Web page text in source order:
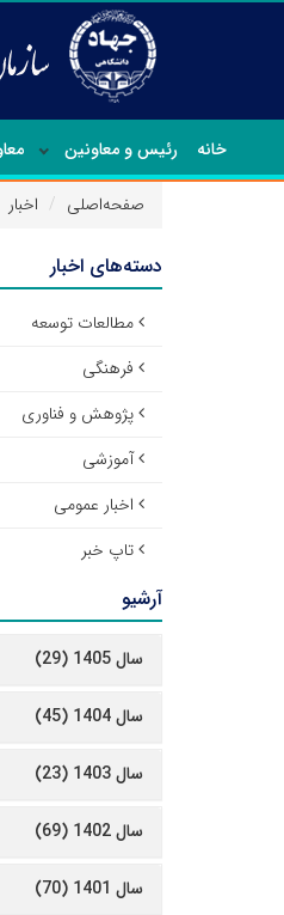
خانه رئیس و معاونین
صفحه‌اصلی اخبار
دسته‌های اخبار
مطالعات توسعه
فرهنگی
پژوهش و فناوری
آموزشی
اخبار عمومی
تاپ خبر
آرشیو
سال 1405 (29)
سال 1404 (45)
سال 1403 (23)
سال 1402 (69)
سال 1401 (70)